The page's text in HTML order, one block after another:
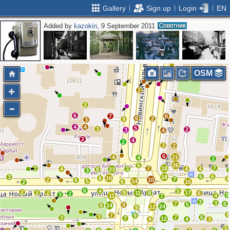
Gallery Sign up Login EN
Added by kazokin, 9 September 2011
3
2
2
2
3
2
4
6
2
5
3
8 14
11
4
6
6 10
6
23
8
3
2
2
6
4
2
4 3
3
2
7
2
2
2
6
2
6
2
4
3
4
2
5
9
3
4
4
5
3
14
10
7
18
18
8 7
5
24 7 5
17
15
7
26
4
6
5
4
6
7
21
6
2
2
2
6
5
8
4
3
3
4 6
3
8
5
7
12
9
9
9 12
11
9
8
7
7
3
2
OSM